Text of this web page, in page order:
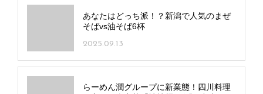
あなたはどっち派！？新潟で人気のまぜ
そばvs油そば6杯
2025.09.13
らーめん潤グループに新業態！四川料理